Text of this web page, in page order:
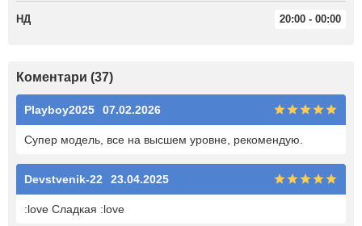
НД 20:00 - 00:00
Коментари (37)
Playboy2025 07.02.2026
Супер модель, все на высшем уровне, рекомендую.
Devstvenik-22 23.04.2025
:love Сладкая :love